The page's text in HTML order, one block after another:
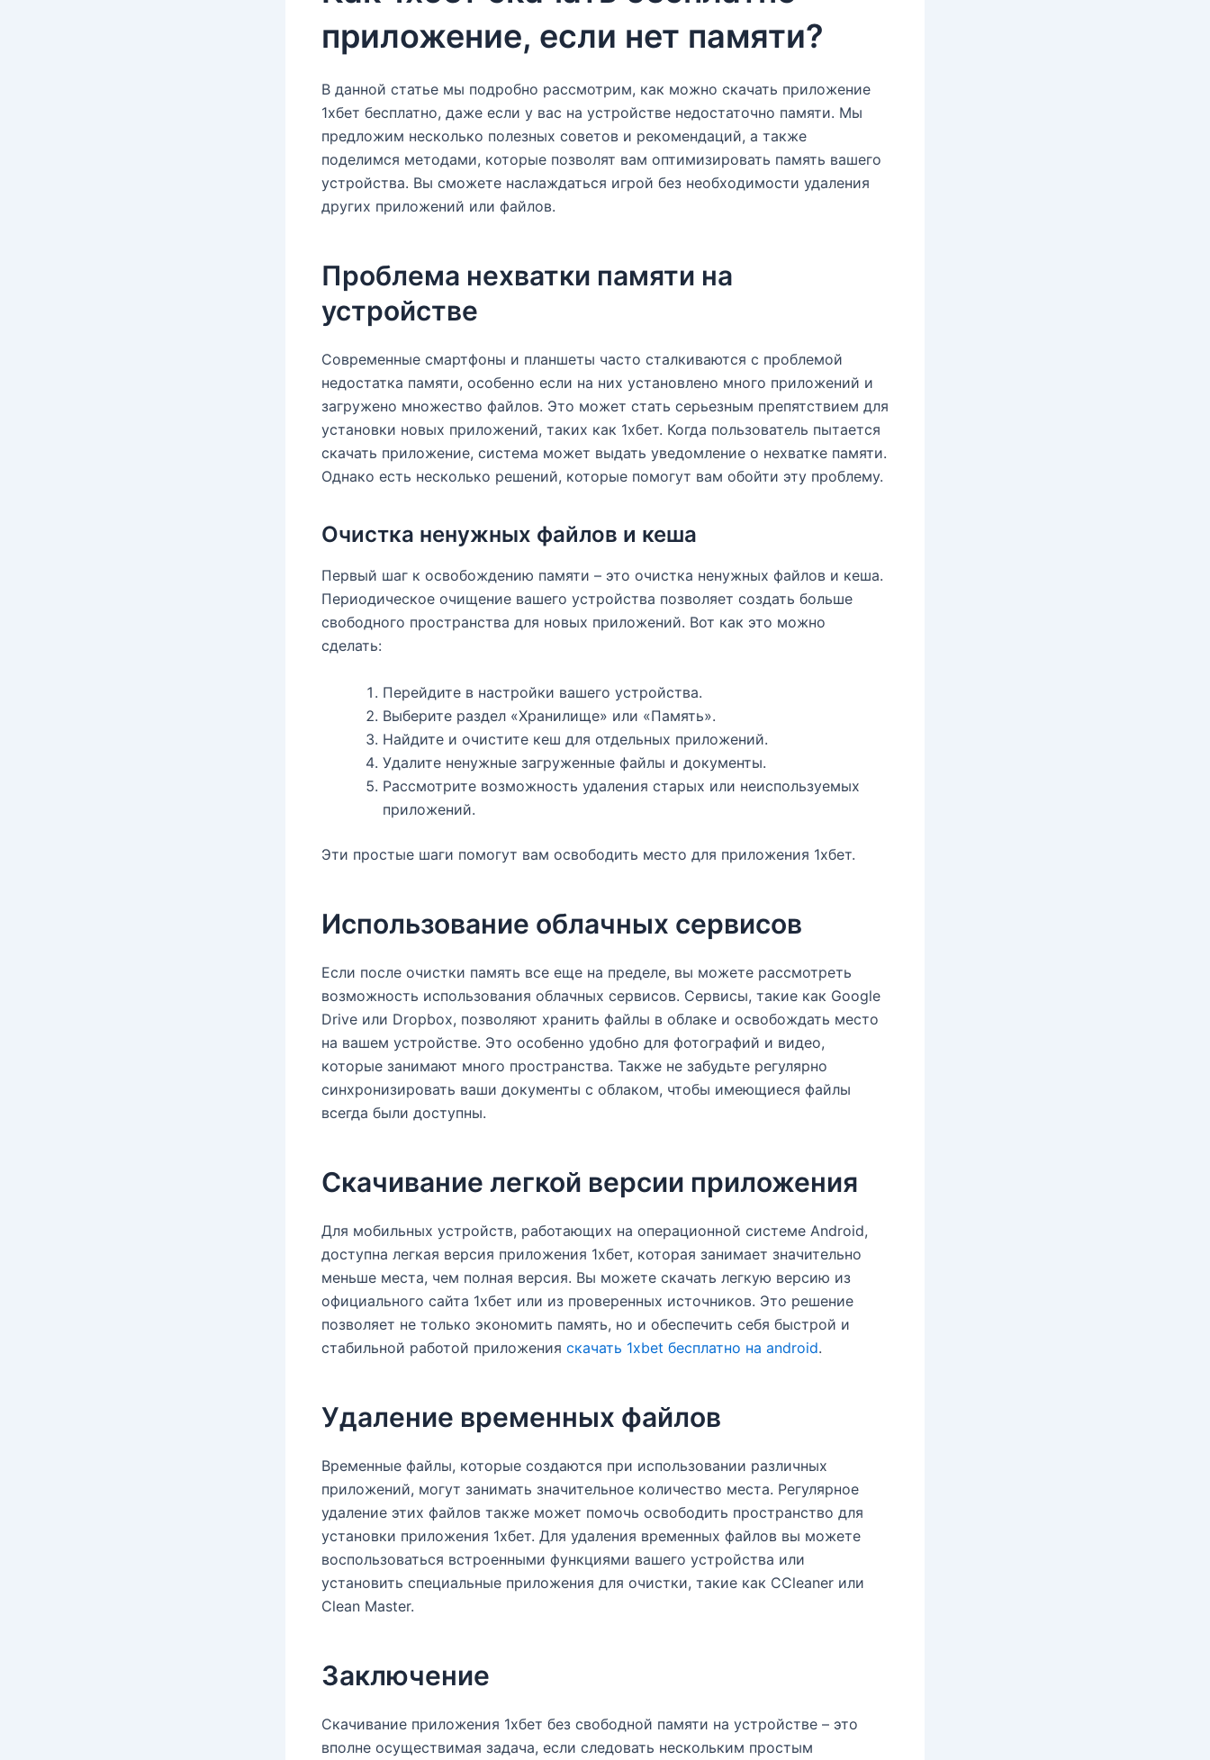
приложение, если нет памяти?
В данной статье мы подробно рассмотрим, как можно скачать приложение
1хбет бесплатно, даже если у вас на устройстве недостаточно памяти. Мы
предложим несколько полезных советов и рекомендаций, а также
поделимся методами, которые позволят вам оптимизировать память вашего
устройства. Вы сможете наслаждаться игрой без необходимости удаления
других приложений или файлов.
Проблема нехватки памяти на
устройстве
Современные смартфоны и планшеты часто сталкиваются с проблемой
недостатка памяти, особенно если на них установлено много приложений и
загружено множество файлов. Это может стать серьезным препятствием для
установки новых приложений, таких как 1хбет. Когда пользователь пытается
скачать приложение, система может выдать уведомление о нехватке памяти.
Однако есть несколько решений, которые помогут вам обойти эту проблему.
Очистка ненужных файлов и кеша
Первый шаг к освобождению памяти – это очистка ненужных файлов и кеша.
Периодическое очищение вашего устройства позволяет создать больше
свободного пространства для новых приложений. Вот как это можно
сделать:
Перейдите в настройки вашего устройства.
Выберите раздел «Хранилище» или «Память».
Найдите и очистите кеш для отдельных приложений.
Удалите ненужные загруженные файлы и документы.
Рассмотрите возможность удаления старых или неиспользуемых
приложений.
Эти простые шаги помогут вам освободить место для приложения 1хбет.
Использование облачных сервисов
Если после очистки память все еще на пределе, вы можете рассмотреть
возможность использования облачных сервисов. Сервисы, такие как Google
Drive или Dropbox, позволяют хранить файлы в облаке и освобождать место
на вашем устройстве. Это особенно удобно для фотографий и видео,
которые занимают много пространства. Также не забудьте регулярно
синхронизировать ваши документы с облаком, чтобы имеющиеся файлы
всегда были доступны.
Скачивание легкой версии приложения
Для мобильных устройств, работающих на операционной системе Android,
доступна легкая версия приложения 1хбет, которая занимает значительно
меньше места, чем полная версия. Вы можете скачать легкую версию из
официального сайта 1хбет или из проверенных источников. Это решение
позволяет не только экономить память, но и обеспечить себя быстрой и
стабильной работой приложения скачать 1xbet бесплатно на android.
Удаление временных файлов
Временные файлы, которые создаются при использовании различных
приложений, могут занимать значительное количество места. Регулярное
удаление этих файлов также может помочь освободить пространство для
установки приложения 1хбет. Для удаления временных файлов вы можете
воспользоваться встроенными функциями вашего устройства или
установить специальные приложения для очистки, такие как CCleaner или
Clean Master.
Заключение
Скачивание приложения 1хбет без свободной памяти на устройстве – это
вполне осуществимая задача, если следовать нескольким простым